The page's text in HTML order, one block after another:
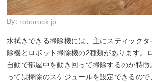
By: roborock.jp
水拭きできる掃除機には、主にスティック
除機とロボット掃除機の2種類があります。
自動で部屋中を動き回って掃除するのが特徴
っては掃除のスケジュールを設定できるの